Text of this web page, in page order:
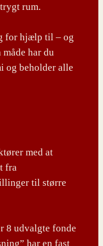
rum.
for hjælp til – og
har du
og beholder alle
med at
fra
til større
8 udvalgte fonde
har en fast